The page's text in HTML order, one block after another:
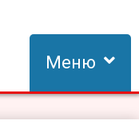
видань для
Меню